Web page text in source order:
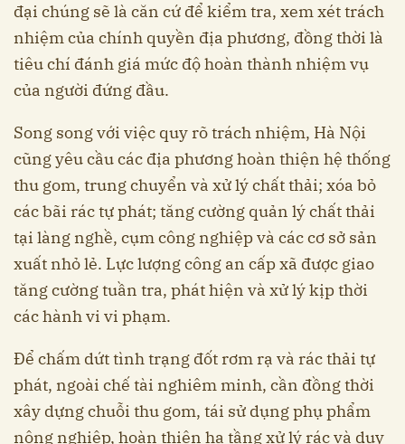
đại chúng sẽ là căn cứ để kiểm tra, xem xét trách
nhiệm của chính quyền địa phương, đồng thời là
tiêu chí đánh giá mức độ hoàn thành nhiệm vụ
của người đứng đầu.
Song song với việc quy rõ trách nhiệm, Hà Nội
cũng yêu cầu các địa phương hoàn thiện hệ thống
thu gom, trung chuyển và xử lý chất thải; xóa bỏ
các bãi rác tự phát; tăng cường quản lý chất thải
tại làng nghề, cụm công nghiệp và các cơ sở sản
xuất nhỏ lẻ. Lực lượng công an cấp xã được giao
tăng cường tuần tra, phát hiện và xử lý kịp thời
các hành vi vi phạm.
Để chấm dứt tình trạng đốt rơm rạ và rác thải tự
phát, ngoài chế tài nghiêm minh, cần đồng thời
xây dựng chuỗi thu gom, tái sử dụng phụ phẩm
nông nghiệp, hoàn thiện hạ tầng xử lý rác và duy